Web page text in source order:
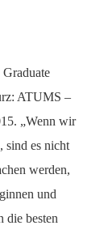
ATUMS –
„Wenn wir
sind es nicht
werden,
und
die besten